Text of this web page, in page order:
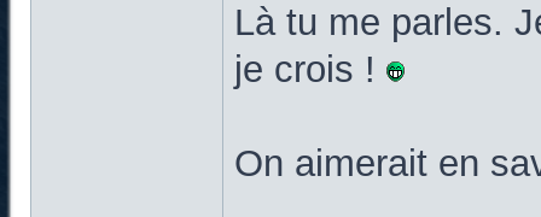
Là tu me parles.
je crois !
On aimerait en